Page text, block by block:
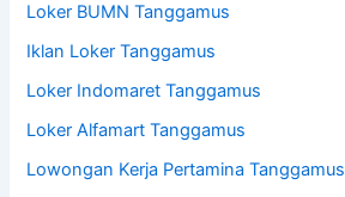
Loker BUMN Tanggamus
Iklan Loker Tanggamus
Loker Indomaret Tanggamus
Loker Alfamart Tanggamus
Lowongan Kerja Pertamina Tanggamus